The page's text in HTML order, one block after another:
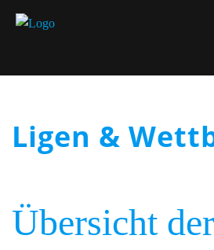
Ligen &
Übersicht